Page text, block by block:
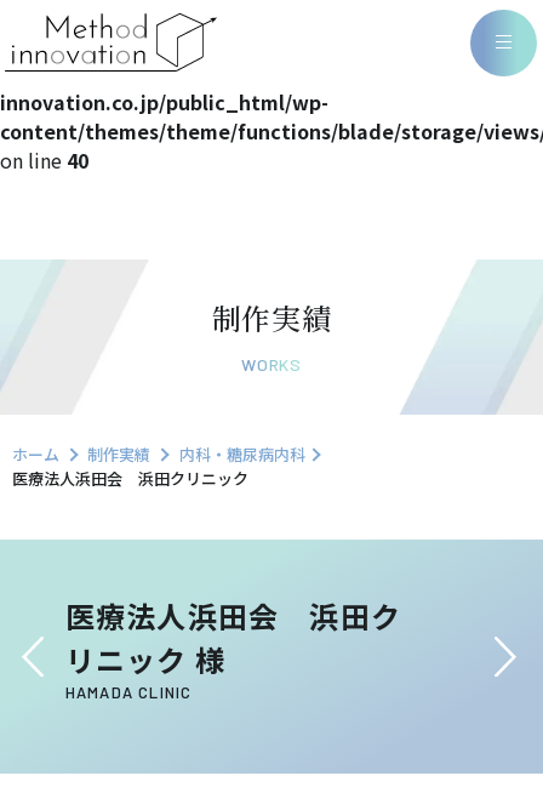
Warning: Undefined array key 0 in
/home/methodin/method-
innovation.co.jp/public_html/wp-
content/themes/theme/functions/blade/storage/views/
on line 40
制作実績
WORKS
ホーム 制作実績
内科・糖尿病内科
医療法人浜田会 浜田クリニック
医療法人浜田会 浜田ク
リニック 様
HAMADA CLINIC